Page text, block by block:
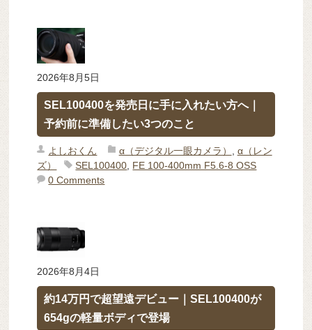
2026年8月5日
SEL100400を発売日に手に入れたい方へ｜
予約前に準備したい3つのこと
よしおくん α（デジタル一眼カメラ）
α（レン
ズ）
SEL100400 FE 100-400mm F5.6-8 OSS
0 Comments
2026年8月4日
約14万円で超望遠デビュー｜SEL100400が
654gの軽量ボディで登場